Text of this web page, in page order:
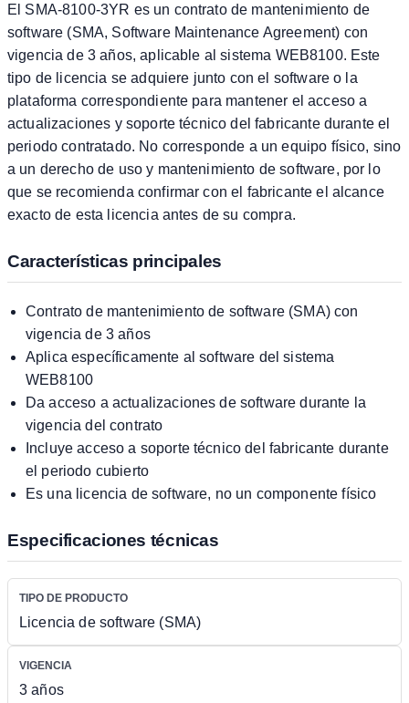
El SMA-8100-3YR es un contrato de mantenimiento de
software (SMA, Software Maintenance Agreement) con
vigencia de 3 años, aplicable al sistema WEB8100. Este
tipo de licencia se adquiere junto con el software o la
plataforma correspondiente para mantener el acceso a
actualizaciones y soporte técnico del fabricante durante el
periodo contratado. No corresponde a un equipo físico, sino
a un derecho de uso y mantenimiento de software, por lo
que se recomienda confirmar con el fabricante el alcance
exacto de esta licencia antes de su compra.
Características principales
Contrato de mantenimiento de software (SMA) con
vigencia de 3 años
Aplica específicamente al software del sistema
WEB8100
Da acceso a actualizaciones de software durante la
vigencia del contrato
Incluye acceso a soporte técnico del fabricante durante
el periodo cubierto
Es una licencia de software, no un componente físico
Especificaciones técnicas
TIPO DE PRODUCTO
Licencia de software (SMA)
VIGENCIA
3 años